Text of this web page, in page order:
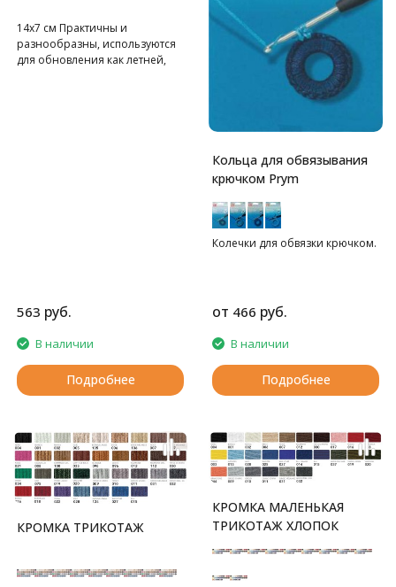
14х7 см Практичны и
разнообразны, используются
для обновления как летней,
563 руб.
В наличии
Подробнее
Кольца для обвязывания
крючком Prym
Колечки для обвязки крючком.
от 466 руб.
В наличии
Подробнее
КРОМКА ТРИКОТАЖ
КРОМКА МАЛЕНЬКАЯ
ТРИКОТАЖ ХЛОПОК